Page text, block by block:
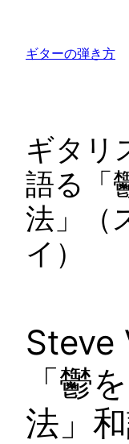
ギターの弾き方
ギタリ
語る「
法」（
イ）
Steve
「鬱
法」